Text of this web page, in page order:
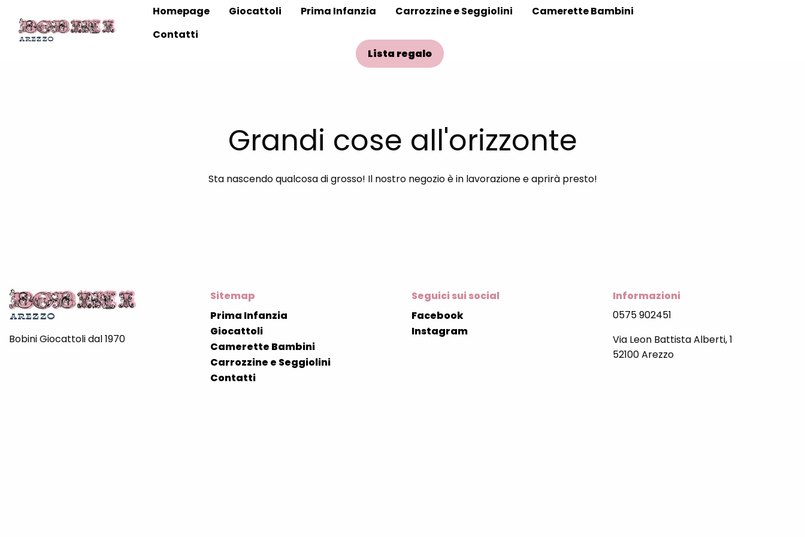
Homepage Giocattoli Prima Infanzia Carrozzine e Seggiolini
Camerette Bambini
Contatti
Lista regalo
Grandi cose all'orizzonte
Sta nascendo qualcosa di grosso! Il nostro negozio è in lavorazione e aprirà presto!
Bobini Giocattoli dal 1970
Sitemap
Prima Infanzia
Giocattoli
Camerette Bambini
Carrozzine e Seggiolini
Contatti
Seguici sui social
Facebook
Instagram
Informazioni
0575 902451
Via Leon Battista Alberti, 1
52100 Arezzo